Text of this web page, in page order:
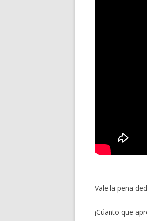
Vale la pena
¡Cúanto que